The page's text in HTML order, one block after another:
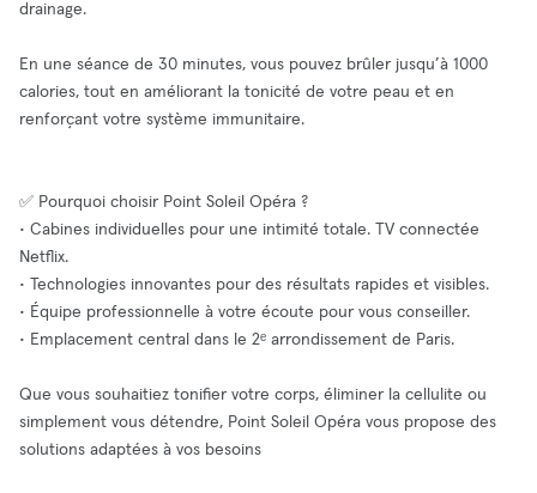
drainage.
En une séance de 30 minutes, vous pouvez brûler jusqu’à 1000
calories, tout en améliorant la tonicité de votre peau et en
renforçant votre système immunitaire.
✅ Pourquoi choisir Point Soleil Opéra ?
• Cabines individuelles pour une intimité totale. TV connectée
Netflix.
• Technologies innovantes pour des résultats rapides et visibles.
• Équipe professionnelle à votre écoute pour vous conseiller.
• Emplacement central dans le 2ᵉ arrondissement de Paris.
Que vous souhaitiez tonifier votre corps, éliminer la cellulite ou
simplement vous détendre, Point Soleil Opéra vous propose des
solutions adaptées à vos besoins